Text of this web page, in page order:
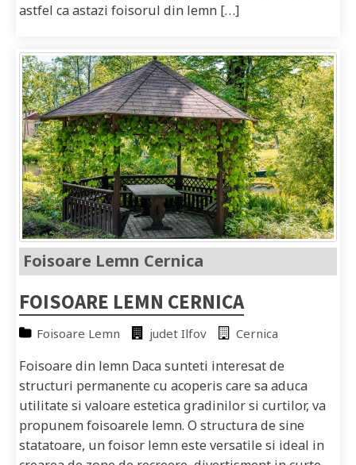
astfel ca astazi foisorul din lemn […]
Foisoare Lemn Cernica
FOISOARE LEMN CERNICA
Foisoare Lemn judet Ilfov Cernica
Foisoare din lemn Daca sunteti interesat de
structuri permanente cu acoperis care sa aduca
utilitate si valoare estetica gradinilor si curtilor, va
propunem foisoarele lemn. O structura de sine
statatoare, un foisor lemn este versatile si ideal in